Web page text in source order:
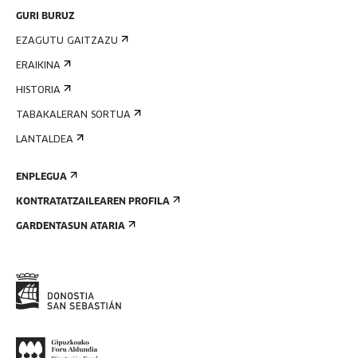
GURI BURUZ
EZAGUTU GAITZAZU
ERAIKINA
HISTORIA
TABAKALERAN SORTUA
LANTALDEA
ENPLEGUA
KONTRATATZAILEAREN PROFILA
GARDENTASUN ATARIA